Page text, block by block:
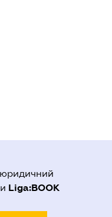
Liga:BOOK